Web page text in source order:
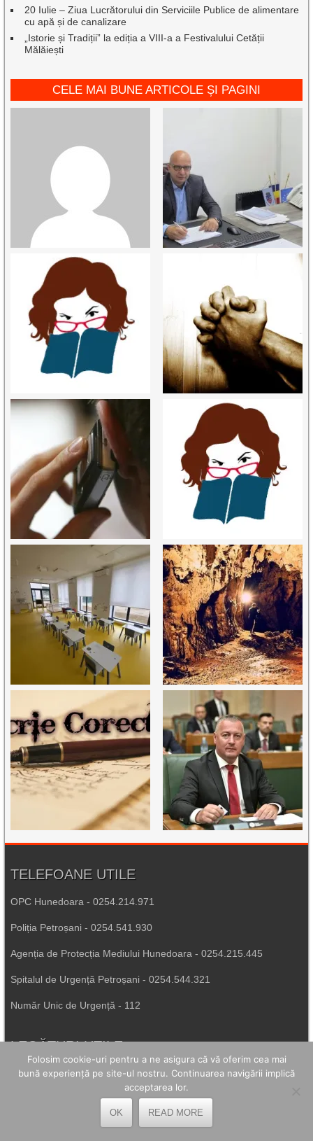
20 Iulie – Ziua Lucrătorului din Serviciile Publice de alimentare
cu apă și de canalizare
„Istorie și Tradiții” la ediția a VIII-a a Festivalului Cetății
Mălăiești
CELE MAI BUNE ARTICOLE ȘI PAGINI
TELEFOANE UTILE
OPC Hunedoara - 0254.214.971
Poliția Petroșani - 0254.541.930
Agenția de Protecția Mediului Hunedoara - 0254.215.445
Spitalul de Urgență Petroșani - 0254.544.321
Număr Unic de Urgență - 112
LEGĂTURI UTILE
Prefectura Hunedoara
Inspectoratul Școlar Hunedoara
Folosim cookie-uri pentru a ne asigura că vă oferim cea mai
bună experiență pe site-ul nostru. Continuarea navigării implică
acceptarea lor.
OK READ MORE